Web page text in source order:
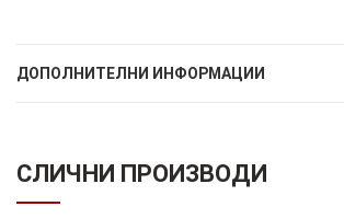
ДОПОЛНИТЕЛНИ ИНФОРМАЦИИ
СЛИЧНИ ПРОИЗВОДИ